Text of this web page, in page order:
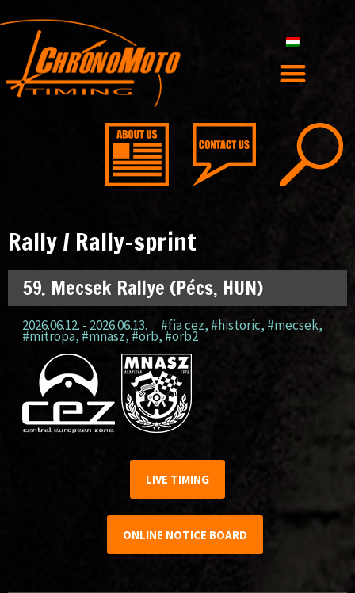
Rally / Rally-sprint
59. Mecsek Rallye (Pécs, HUN)
2026.06.12. - 2026.06.13. #fia cez, #historic, #mecsek,
#mitropa, #mnasz, #orb, #orb2
LIVE TIMING
ONLINE NOTICE BOARD